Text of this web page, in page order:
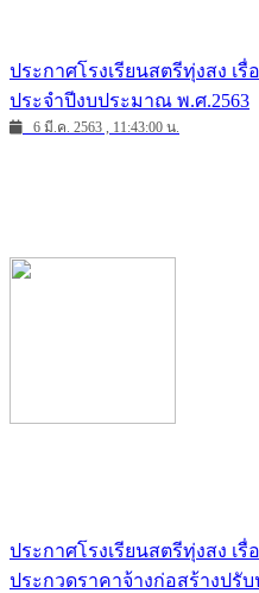
ประกาศโรงเรียนสตรีทุ่งสง เ
ประจำปีงบประมาณ พ.ศ.2563
6 มี.ค. 2563 , 11:43:00 น.
ประกาศโรงเรียนสตรีทุ่งสง เ
ประกวดราคาจ้างก่อสร้างปรั